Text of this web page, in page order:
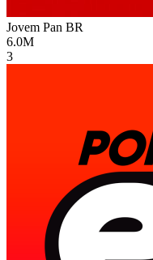
Jovem Pan BR
6.0M
3